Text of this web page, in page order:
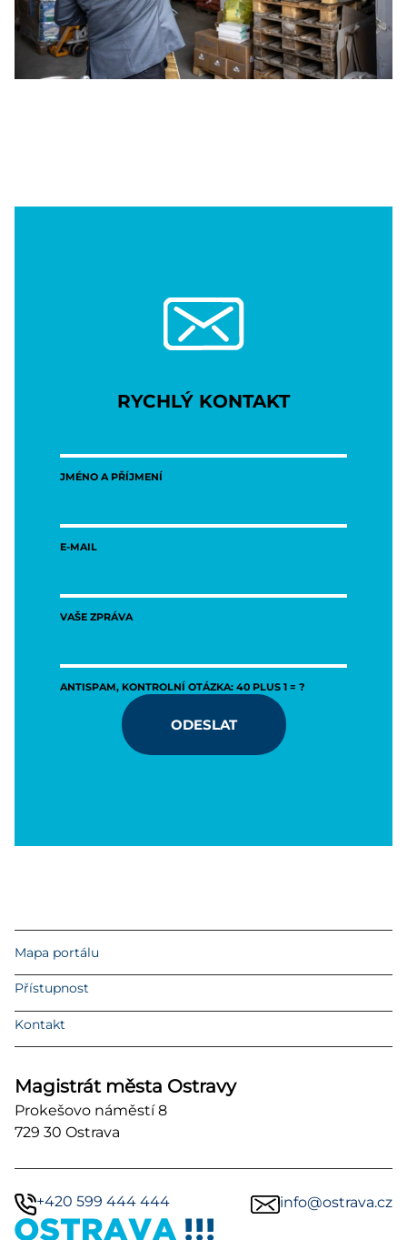
RYCHLÝ KONTAKT
JMÉNO A PŘÍJMENÍ
E-MAIL
VAŠE ZPRÁVA
ANTISPAM, KONTROLNÍ OTÁZKA: 40 PLUS 1 = ?
ODESLAT
Mapa portálu
Přístupnost
Kontakt
Magistrát města Ostravy
Prokešovo náměstí 8
729 30 Ostrava
+420 599 444 444 info@ostrava.cz